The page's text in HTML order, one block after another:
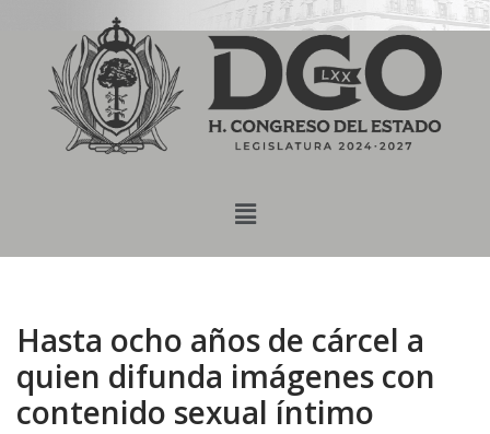
Saltar
contenido
Hasta ocho años de cárcel a
quien difunda imágenes con
contenido sexual íntimo